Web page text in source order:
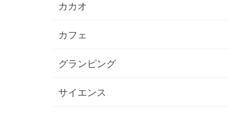
カカオ
カフェ
グランピング
サイエンス